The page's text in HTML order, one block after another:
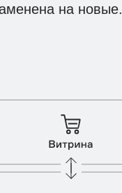
на новые.